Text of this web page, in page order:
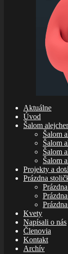
Aktuálne
Úvod
Šalom
Šalom
Šalom
Šalom
Šalom
Projekty a
Prázdna
Kvety
Napísali o nás
Členovia
Kontakt
Archív